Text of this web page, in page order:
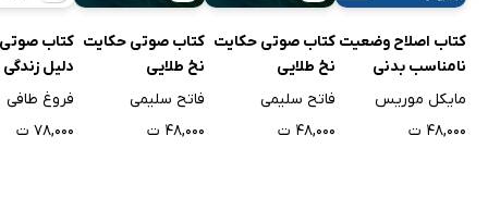
کتاب اصلاح وضعیت
نامناسب بدنی
مایکل موریس
۴۸,۰۰۰ ت
کتاب صوتی حکایت
نخ طلایی
فاتح سلیمی
۴۸,۰۰۰ ت
کتاب صوتی حکایت
نخ طلایی
فاتح سلیمی
۴۸,۰۰۰ ت
کتاب
دلیل
خرم
فروغ طافی
۷۸,۰۰۰ ت